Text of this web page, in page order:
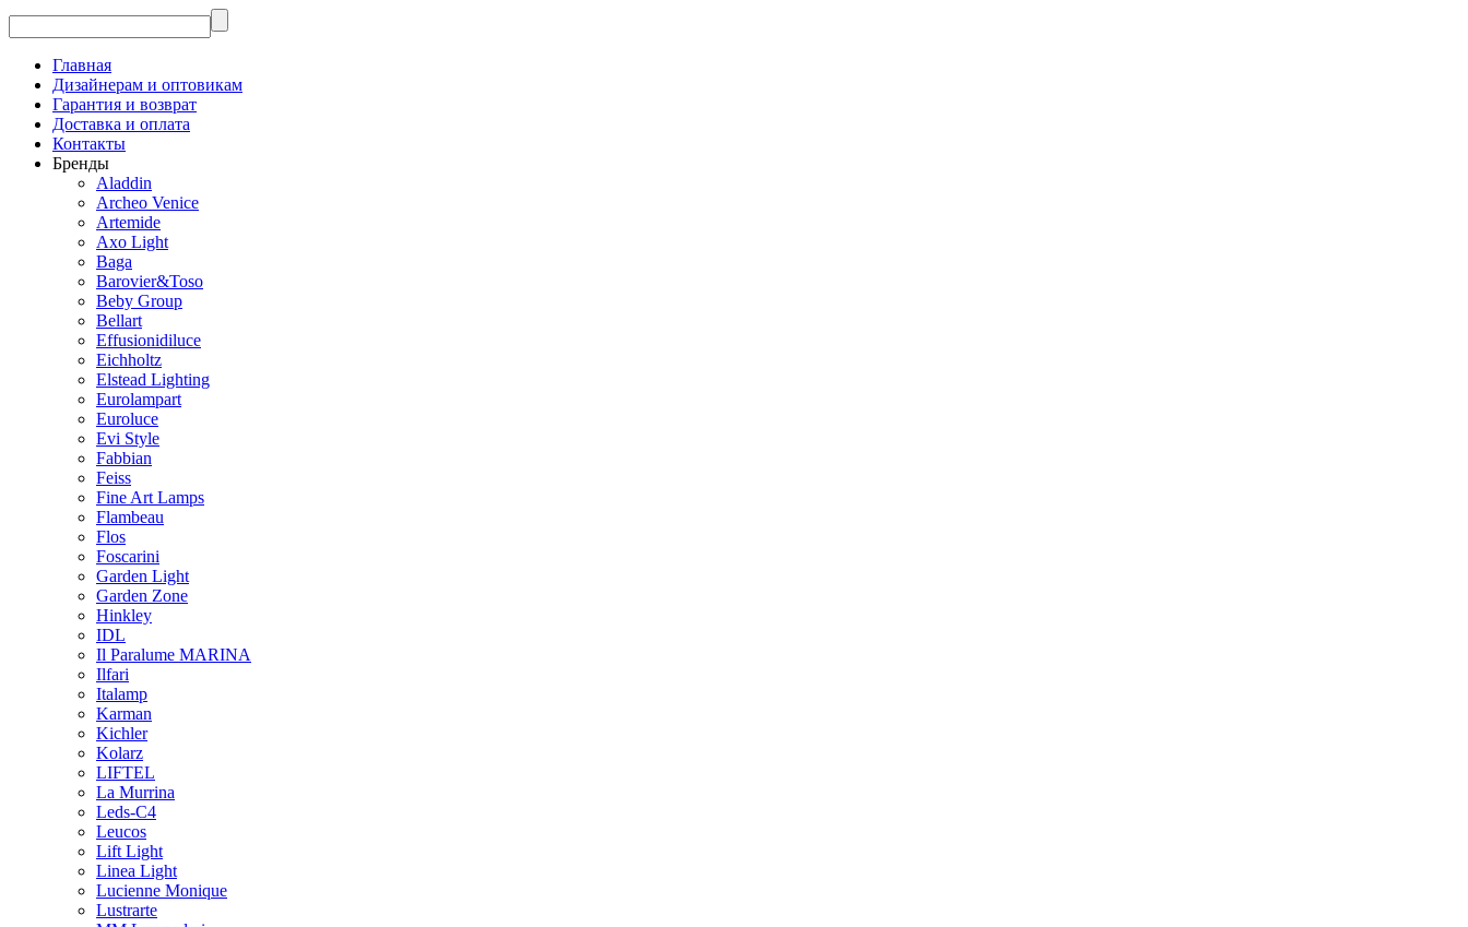
Главная
Дизайнерам и оптовикам
Гарантия и возврат
Доставка и оплата
Контакты
Бренды
Aladdin
Archeo Venice
Artemide
Axo Light
Baga
Barovier&Toso
Beby Group
Bellart
Effusionidiluce
Eichholtz
Elstead Lighting
Eurolampart
Euroluce
Evi Style
Fabbian
Feiss
Fine Art Lamps
Flambeau
Flos
Foscarini
Garden Light
Garden Zone
Hinkley
IDL
Il Paralume MARINA
Ilfari
Italamp
Karman
Kichler
Kolarz
LIFTEL
La Murrina
Leds-C4
Leucos
Lift Light
Linea Light
Lucienne Monique
Lustrarte